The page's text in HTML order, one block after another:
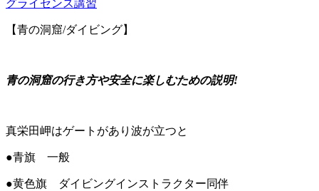
グライセンス講習
【青の洞窟/ダイビング】
青の洞窟の行き方や安全に楽しむための説明!
真栄田岬はゲートがあり波が立つと
●青旗 一般
●黄色旗 ダイビングインストラクター同伴